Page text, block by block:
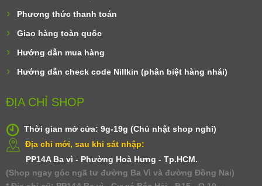
Phương thức thanh toán
Giao hàng toàn quốc
Hướng dẫn mua hàng
Hướng dẫn check code Nillkin (phân biệt hàng nhái)
ĐỊA CHỈ SHOP
Thời gian mở cửa: 9g-19g (Chủ nhật shop nghỉ)
Địa chỉ mới, sau khi sát nhập:
PP14A Ba vì - Phường Hoà Hưng - Tp.HCM.
(Shop ngay góc ngã tư đường Ba Vì và đường Đồng Nai)